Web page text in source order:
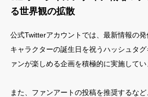
る世界観の拡散
公式Twitterアカウントでは、最新情報の発
キャラクターの誕生日を祝うハッシュタ
ァンが楽しめる企画を積極的に実施してい
また、ファンアートの投稿を推奨するな